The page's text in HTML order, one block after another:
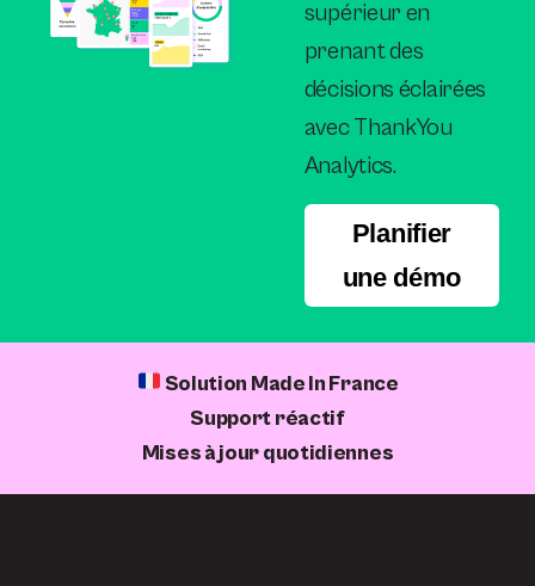
supérieur en
prenant des
décisions éclairées
avec ThankYou
Analytics.
Planifier
une démo
Solution Made In France
Support réactif
Mises à jour quotidiennes